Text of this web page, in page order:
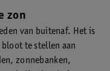
zon
van buitenaf. Het is
te stellen aan
zonnebanken,